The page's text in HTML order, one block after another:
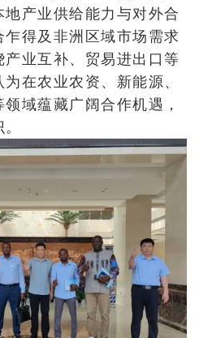
产业供给能力与对外合
得及非洲区域市场需求
业互补、贸易进出口等
在农业农资、新能源、
域蕴藏广阔合作机遇，